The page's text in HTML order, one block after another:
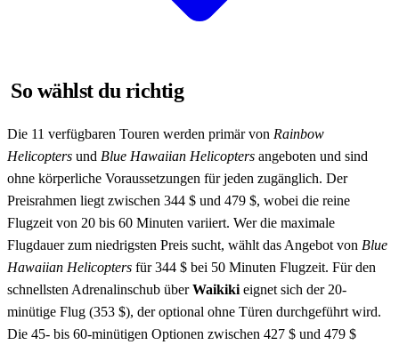
So wählst du richtig
Die 11 verfügbaren Touren werden primär von Rainbow
Helicopters und Blue Hawaiian Helicopters angeboten und sind
ohne körperliche Voraussetzungen für jeden zugänglich. Der
Preisrahmen liegt zwischen 344 $ und 479 $, wobei die reine
Flugzeit von 20 bis 60 Minuten variiert. Wer die maximale
Flugdauer zum niedrigsten Preis sucht, wählt das Angebot von Blue
Hawaiian Helicopters für 344 $ bei 50 Minuten Flugzeit. Für den
schnellsten Adrenalinschub überWaikiki eignet sich der 20-
minütige Flug (353 $), der optional ohne Türen durchgeführt wird.
Die 45- bis 60-minütigen Optionen zwischen 427 $ und 479 $